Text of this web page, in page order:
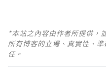
*本站之內容由作者所提供，
所有博客的立場、真實性、
任。